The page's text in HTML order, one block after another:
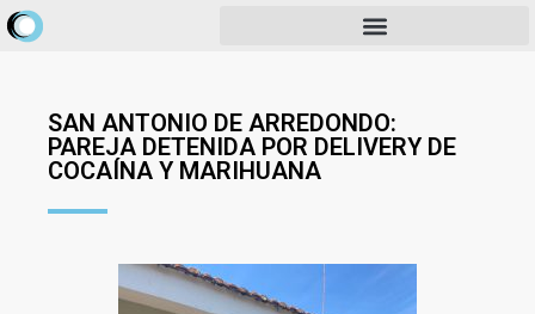
SAN ANTONIO DE ARREDONDO:
PAREJA DETENIDA POR DELIVERY DE
COCAÍNA Y MARIHUANA